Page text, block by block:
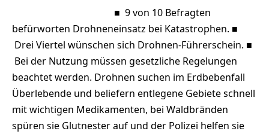
■ 9 von 10 Befragten
befürworten Drohneneinsatz bei Katastrophen. ■
Drei Viertel wünschen sich Drohnen-Führerschein. ■
Bei der Nutzung müssen gesetzliche Regelungen
beachtet werden. Drohnen suchen im Erdbebenfall
Überlebende und beliefern entlegene Gebiete schnell
mit wichtigen Medikamenten, bei Waldbränden
spüren sie Glutnester auf und der Polizei helfen sie